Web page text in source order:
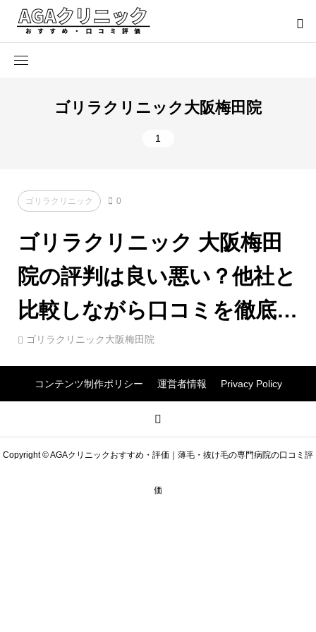
ゴリラクリニック大阪梅田院
1
ゴリラクリニック 0
ゴリラクリニック 大阪梅田
院の評判は良い悪い？他社と
比較しながら口コミを徹底評
価！
ゴリラクリニック大阪梅田院
コンテンツ制作ポリシー 運営者情報 Privacy Policy
Copyright © AGAクリニックおすすめ・評価｜薄毛・抜け毛の専門病院の口コミ評
価